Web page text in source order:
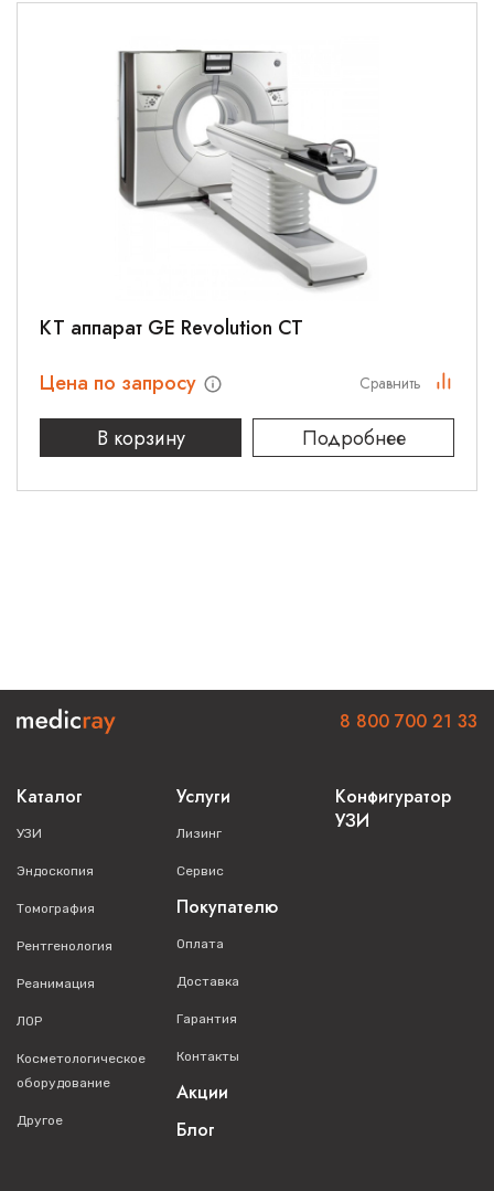
КТ аппарат GE Revolution CT
Цена по запросу
В корзину
Подробнее
Сравнить
Каталог
УЗИ
Эндоскопия
Томография
Рентгенология
Реанимация
ЛОР
Косметологическое
оборудование
Другое
Услуги
Лизинг
Сервис
Покупателю
Оплата
Доставка
Гарантия
Контакты
Акции
Блог
Конфигуратор
УЗИ
8 800 700 21 33